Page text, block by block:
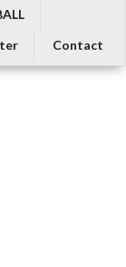
Contact